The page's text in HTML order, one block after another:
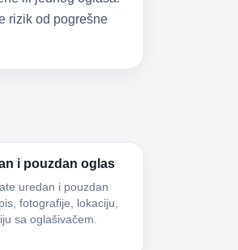
rizik od pogrešne
i pouzdan oglas
uredan i pouzdan
fotografije, lokaciju,
sa oglašivačem.